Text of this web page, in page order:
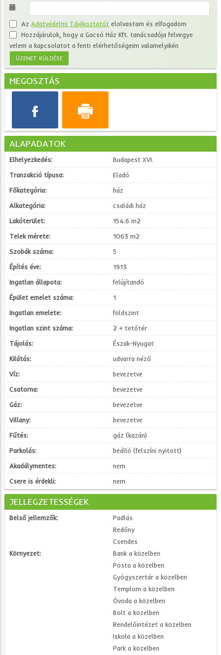
AzAdatvédelmi Tájékoztatót elolvastam és elfogadom
Hozzájárulok, hogy a Gacsó Ház Kft. tanácsadója felvegye
velem a kapcsolatot a fenti elérhetőségeim valamelyikén
MEGOSZTÁS
ALAPADATOK
Elhelyezkedés:
Budapest XVI.
Tranzakció típusa:
Eladó
Főkategória:
ház
Alkategória:
családi ház
Lakóterület:
154.6 m2
Telek mérete:
1063 m2
Szobák száma:
5
Építés éve:
1913
Ingatlan állapota:
felújítandó
Épület emelet száma:
1
Ingatlan emelete:
földszint
Ingatlan szint száma:
2 + tetőtér
Tájolás:
Észak-Nyugat
Kilátás:
udvarra néző
Víz:
bevezetve
Csatorna:
bevezetve
Gáz:
bevezetve
Villany:
bevezetve
Fűtés:
gáz (kazán)
Parkolás:
beálló (felszíni nyitott)
Akadálymentes:
nem
Csere is érdekli:
nem
JELLEGZETESSÉGEK
Belső jellemzők:
Padlás
Redőny
Csendes
Környezet:
Bank a közelben
Posta a közelben
Gyógyszertár a közelben
Templom a közelben
Óvoda a közelben
Bolt a közelben
Rendelőintézet a közelben
Iskola a közelben
Park a közelben